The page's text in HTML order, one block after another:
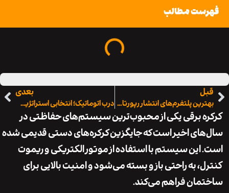
برقی یکی از محبوب‌ترین سیستم‌های حفاظتی در
اخیر است که جایگزین کرکره‌های دستی قدیمی شده
سیستم با استفاده از موتور الکتریکی و ریموت
به راحتی باز و بسته می‌شود و امنیت بالایی برای
فراهم می‌کند.
مطالب
بهترین پلتفرم‌های انتشار رپورتاژ برای کسب‌وکارهای آنلاین درب اتوماتیک؛ انتخابی استراتژیک برای ساختمان‌های مدرن و هوشمند